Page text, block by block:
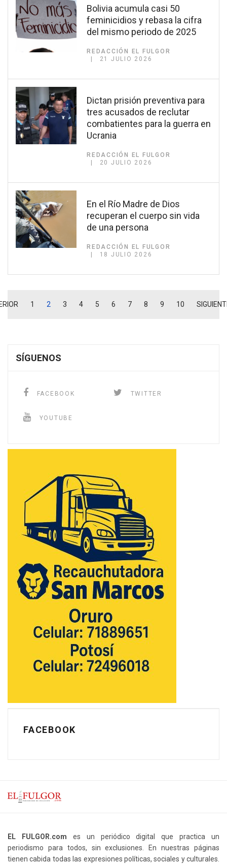
Bolivia acumula casi 50
feminicidios y rebasa la cifra
del mismo periodo de 2025
REDACCIÓN EL FULGOR
21 JULIO 2026
Dictan prisión preventiva para
tres acusados de reclutar
combatientes para la guerra en
Ucrania
REDACCIÓN EL FULGOR
20 JULIO 2026
En el Río Madre de Dios
recuperan el cuerpo sin vida
de una persona
REDACCIÓN EL FULGOR
18 JULIO 2026
1 2 3 4 5 6 7 8 9 10
SÍGUENOS
FACEBOOK TWITTER
YOUTUBE
FACEBOOK
EL FULGOR.com es un periódico digital que practica un
periodismo para todos, sin exclusiones. En nuestras páginas
tienen cabida todas las expresiones políticas, sociales y culturales.